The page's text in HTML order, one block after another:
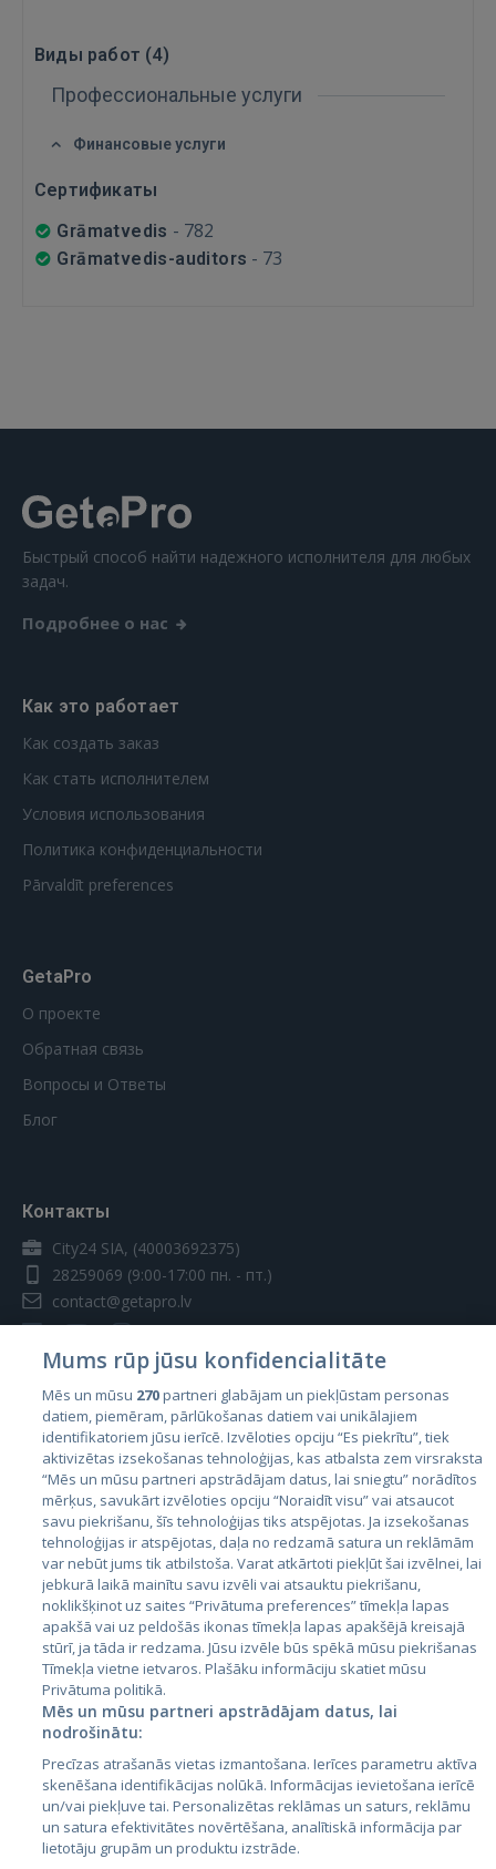
Забыли пароль?
Ещё не зарегистрированы?
Виды работ (4)
Профессиональные услуги
Финансовые услуги
Сертификаты
Grāmatvedis - 782
Grāmatvedis-auditors - 73
Быстрый способ найти надежного исполнителя для любых
задач.
Подробнее о нас
Как это работает
Как создать заказ
Как стать исполнителем
Условия использования
Политика конфиденциальности
Pārvaldīt preferences
GetaPro
О проекте
Обратная связь
Вопросы и Ответы
Блог
Контакты
City24 SIA, (40003692375)
28259069 (9:00-17:00 пн. - пт.)
contact@getapro.lv
Страны
Эстония
Латвия
Литва
City24.lv
City24.ee
GetaPro.lv
GetaPro.ee
Skelbiu.lt
Kainos.lt
Paslaugos.lt
auto24.ee
KV.ee
Mums rūp jūsu konfidencialitāte
Mēs un mūsu 270partneri glabājam un piekļūstam personas
datiem, piemēram, pārlūkošanas datiem vai unikālajiem
identifikatoriem jūsu ierīcē. Izvēloties opciju “Es piekrītu”, tiek
aktivizētas izsekošanas tehnoloģijas, kas atbalsta zem virsraksta
“Mēs un mūsu partneri apstrādājam datus, lai sniegtu” norādītos
mērķus, savukārt izvēloties opciju “Noraidīt visu” vai atsaucot
savu piekrišanu, šīs tehnoloģijas tiks atspējotas. Ja izsekošanas
tehnoloģijas ir atspējotas, daļa no redzamā satura un reklāmām
var nebūt jums tik atbilstoša. Varat atkārtoti piekļūt šai izvēlnei, lai
jebkurā laikā mainītu savu izvēli vai atsauktu piekrišanu,
noklikšķinot uz saites “Privātuma preferences” tīmekļa lapas
apakšā vai uz peldošās ikonas tīmekļa lapas apakšējā kreisajā
stūrī, ja tāda ir redzama. Jūsu izvēle būs spēkā mūsu piekrišanas
Tīmekļa vietne ietvaros. Plašāku informāciju skatiet mūsu
Privātuma politikā.
Mēs un mūsu partneri apstrādājam datus, lai
nodrošinātu:
Precīzas atrašanās vietas izmantošana. Ierīces parametru aktīva
skenēšana identifikācijas nolūkā. Informācijas ievietošana ierīcē
un/vai piekļuve tai. Personalizētas reklāmas un saturs, reklāmu
un satura efektivitātes novērtēšana, analītiskā informācija par
lietotāju grupām un produktu izstrāde.